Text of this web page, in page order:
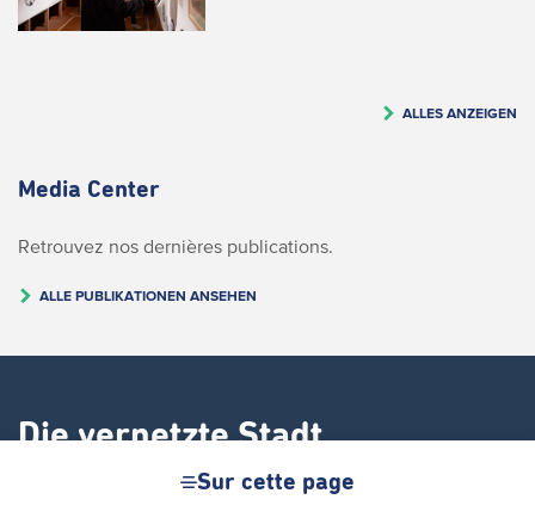
Sur cette page
ALLES ANZEIGEN
Media Center
Retrouvez nos dernières publications.
ALLE PUBLIKATIONEN ANSEHEN
Die vernetzte Stadt